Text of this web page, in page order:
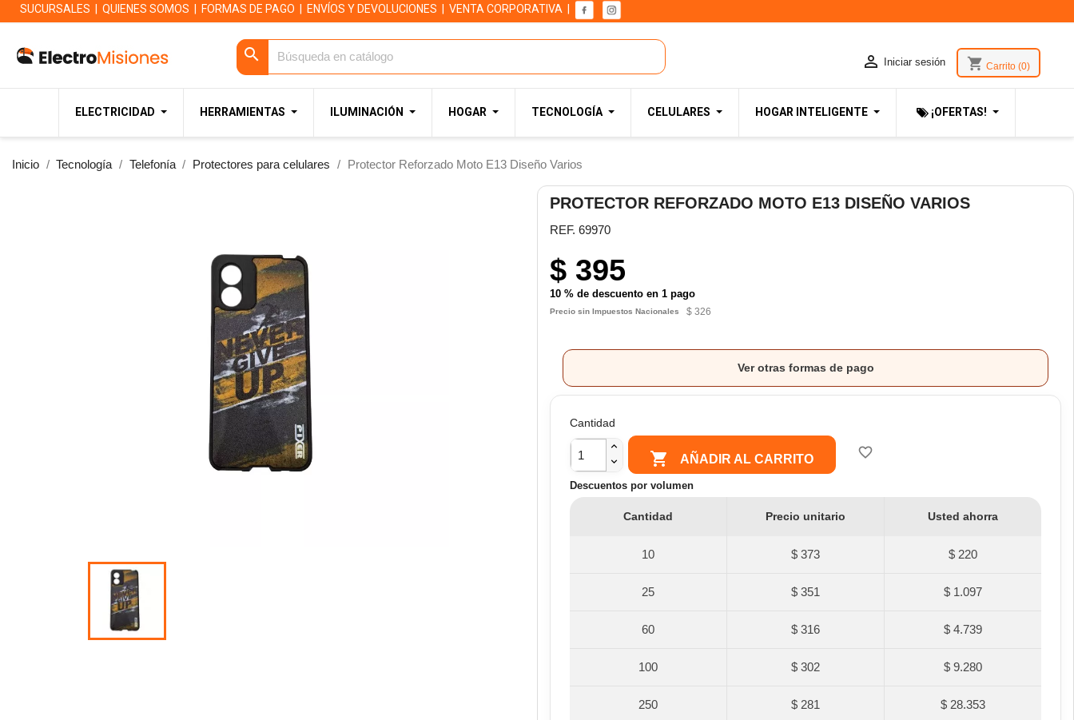
SUCURSALES QUIENES SOMOS FORMAS DE PAGO ENVÍOS Y DEVOLUCIONES VENTA CORPORATIVA
 Iniciar sesión shopping_cart Carrito (0)
search
ELECTRICIDAD HERRAMIENTAS ILUMINACIÓN HOGAR TECNOLOGÍA CELULARES HOGAR INTELIGENTE ¡OFERTAS!
Inicio Tecnología Telefonía Protectores para celulares Protector Reforzado Moto E13 Diseño Varios
PROTECTOR REFORZADO MOTO E13 DISEÑO VARIOS
REF. 69970
$ 395
10 % de descuento en 1 pago
Precio sin Impuestos Nacionales $ 326
Ver otras formas de pago
Cantidad
 AÑADIR AL CARRITO favorite_border
Descuentos por volumen
Cantidad Precio unitario Usted ahorra
10 $ 373 $ 220
25 $ 351 $ 1.097
60 $ 316 $ 4.739
100 $ 302 $ 9.280
250 $ 281 $ 28.353